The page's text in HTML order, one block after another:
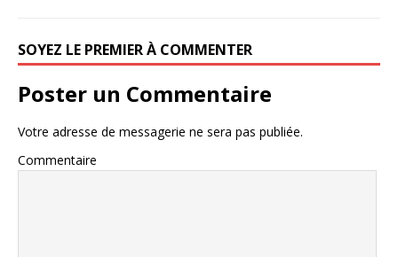
SOYEZ LE PREMIER À COMMENTER
Poster un Commentaire
Votre adresse de messagerie ne sera pas publiée.
Commentaire